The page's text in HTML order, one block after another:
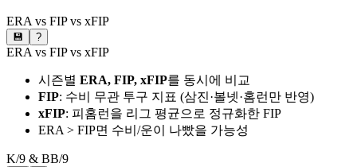
ERA vs FIP vs xFIP
💾 ?
ERA vs FIP vs xFIP
시즌별 ERA, FIP, xFIP를 동시에 비교
FIP: 수비 무관 투구 지표 (삼진·볼넷·홈런만 반영)
xFIP: 피홈런을 리그 평균으로 정규화한 FIP
ERA > FIP면 수비/운이 나빴을 가능성
K/9 & BB/9